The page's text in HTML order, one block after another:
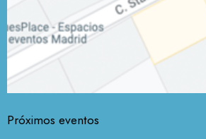
Próximos eventos